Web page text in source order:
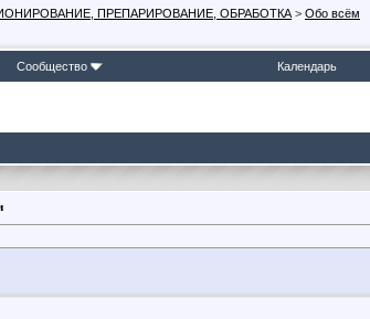
ПРЕПАРИРОВАНИЕ, ОБРАБОТКА > Обо всём
Сообщество Календарь